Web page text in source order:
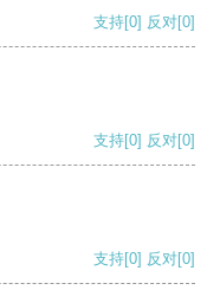
支持[0] 反对[0]
支持[0] 反对[0]
支持[0] 反对[0]